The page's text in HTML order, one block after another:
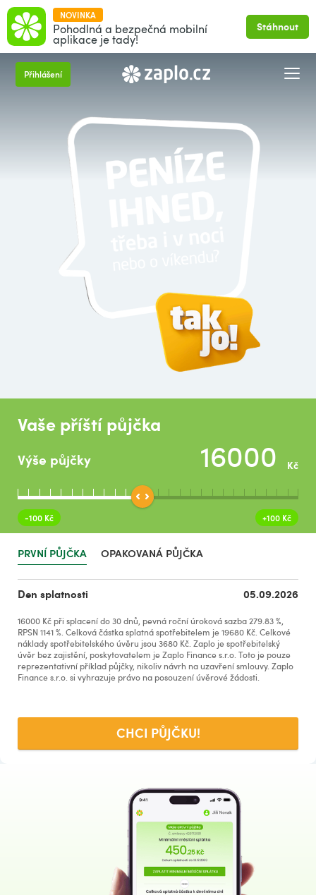
NOVINKA
Pohodlná a bezpečná mobilní
aplikace je tady!
Stáhnout
Přihlášení
Vaše příští půjčka
Výše půjčky Kč
-100 Kč +100 Kč
PRVNÍ PŮJČKA OPAKOVANÁ PŮJČKA
Den splatnosti 05.09.2026
16000 Kč při splacení do30dnů , pevná roční úroková sazba279.83%
RPSN 1141 % . Celková částka splatná spotřebitelem je19680 Kč . Celkové
náklady spotřebitelského úvěru jsou 3680 Kč. Zaplo je spotřebitelský
úvěr bez zajistění, poskytovatelem je Zaplo Finance s.r.o. Toto je pouze
reprezentativní příklad půjčky, nikoliv návrh na uzavření smlouvy. Zaplo
Finance s.r.o. si vyhrazuje právo na posouzení úvěrové žádosti.
CHCI PŮJČKU!